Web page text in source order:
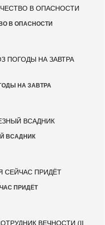
В ОПАСНОСТИ
НА ЗАВТРА
ВСАДНИК
ПРИДЁТ